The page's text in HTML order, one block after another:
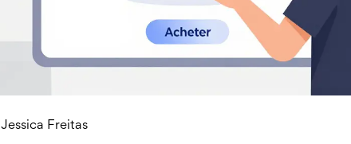
Jessica Freitas